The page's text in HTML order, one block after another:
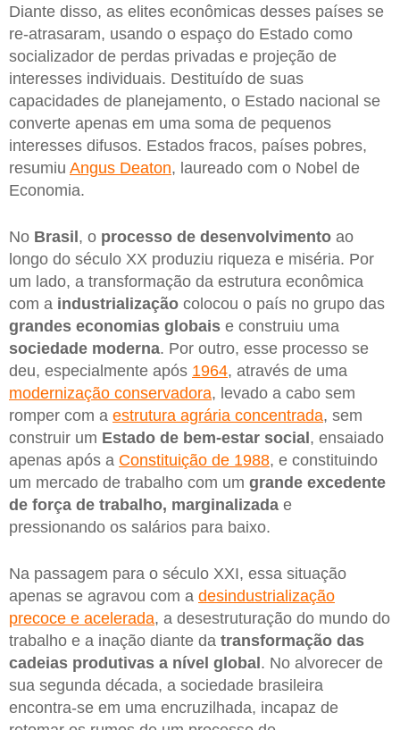
Diante disso, as elites econômicas desses países se
re-atrasaram, usando o espaço do Estado como
socializador de perdas privadas e projeção de
interesses individuais. Destituído de suas
capacidades de planejamento, o Estado nacional se
converte apenas em uma soma de pequenos
interesses difusos. Estados fracos, países pobres,
resumiu Angus Deaton, laureado com o Nobel de
Economia.
No Brasil , o processo de desenvolvimento ao
longo do século XX produziu riqueza e miséria. Por
um lado, a transformação da estrutura econômica
com a industrialização colocou o país no grupo das
grandes economias globais e construiu uma
sociedade moderna. Por outro, esse processo se
deu, especialmente após 1964, através de uma
modernização conservadora, levado a cabo sem
romper com a estrutura agrária concentrada, sem
construir um Estado de bem-estar social , ensaiado
apenas após a Constituição de 1988, e constituindo
um mercado de trabalho com um grande excedente
de força de trabalho, marginalizada e
pressionando os salários para baixo.
Na passagem para o século XXI, essa situação
apenas se agravou com a desindustrialização
precoce e acelerada, a desestruturação do mundo do
trabalho e a inação diante da transformação das
cadeias produtivas a nível global. No alvorecer de
sua segunda década, a sociedade brasileira
encontra-se em uma encruzilhada, incapaz de